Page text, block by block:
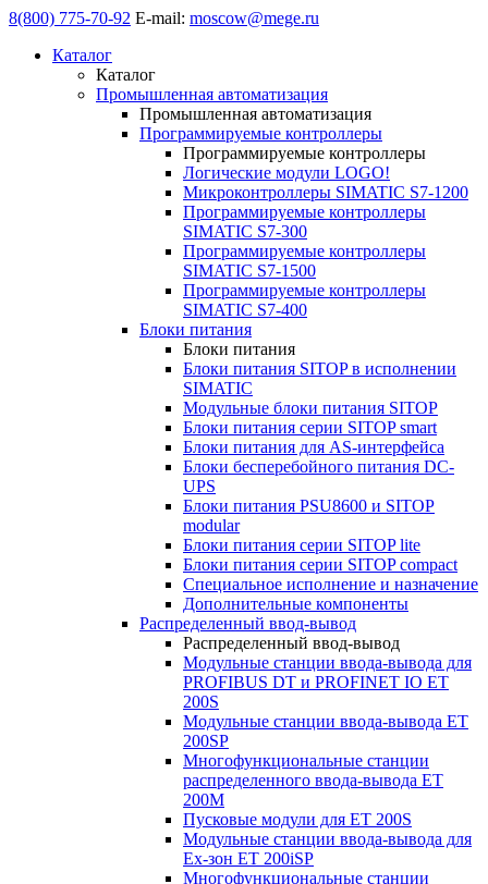
8(800) 775-70-92 E-mail: moscow@mege.ru
Каталог
Каталог
Промышленная автоматизация
Промышленная автоматизация
Программируемые контроллеры
Программируемые контроллеры
Логические модули LOGO!
Микроконтроллеры SIMATIC S7-1200
Программируемые контроллеры
SIMATIC S7-300
Программируемые контроллеры
SIMATIC S7-1500
Программируемые контроллеры
SIMATIC S7-400
Блоки питания
Блоки питания
Блоки питания SITOP в исполнении
SIMATIC
Модульные блоки питания SITOP
Блоки питания серии SITOP smart
Блоки питания для AS-интерфейса
Блоки бесперебойного питания DC-
UPS
Блоки питания PSU8600 и SITOP
modular
Блоки питания серии SITOP lite
Блоки питания серии SITOP compact
Специальное исполнение и назначение
Дополнительные компоненты
Распределенный ввод-вывод
Распределенный ввод-вывод
Модульные станции ввода-вывода для
PROFIBUS DT и PROFINET IO ET
200S
Модульные станции ввода-вывода ET
200SP
Многофункциональные станции
распределенного ввода-вывода ET
200M
Пусковые модули для ET 200S
Модульные станции ввода-вывода для
Ex-зон ET 200iSP
Многофункциональные станции